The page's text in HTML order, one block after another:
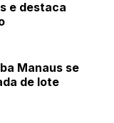
e destaca
Manaus se
de lote